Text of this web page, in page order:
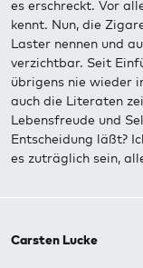
es erschreckt. Vor
kennt. Nun, die
Laster nennen und
verzichtbar. Seit
übrigens nie wieder
auch die Literaten
Lebensfreude und
Entscheidung läßt?
es zuträglich sein,
Carsten Lucke